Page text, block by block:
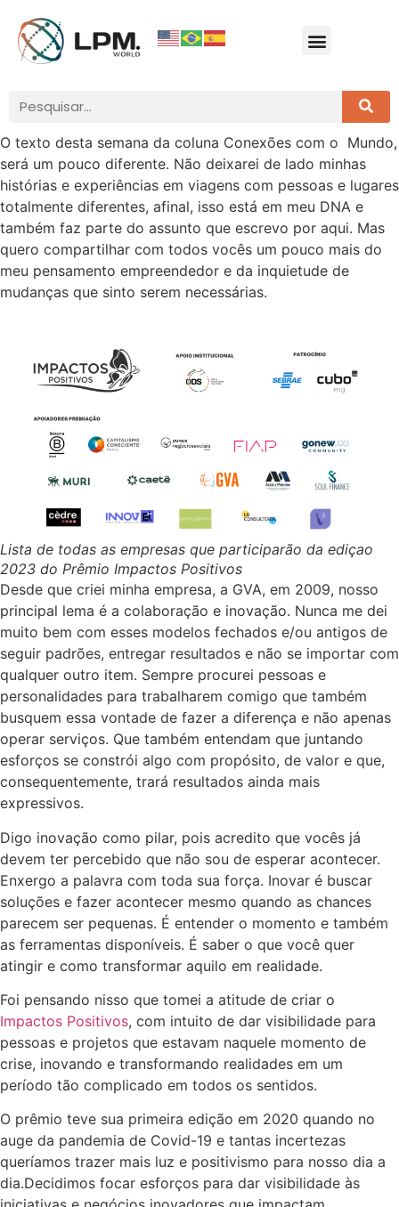
O texto desta semana da coluna Conexões com o Mundo,
será um pouco diferente. Não deixarei de lado minhas
histórias e experiências em viagens com pessoas e lugares
totalmente diferentes, afinal, isso está em meu DNA e
também faz parte do assunto que escrevo por aqui. Mas
quero compartilhar com todos vocês um pouco mais do
meu pensamento empreendedor e da inquietude de
mudanças que sinto serem necessárias.
Lista de todas as empresas que participarão da ediçao
2023 do Prêmio Impactos Positivos
Desde que criei minha empresa, a GVA, em 2009, nosso
principal lema é a colaboração e inovação. Nunca me dei
muito bem com esses modelos fechados e/ou antigos de
seguir padrões, entregar resultados e não se importar com
qualquer outro item. Sempre procurei pessoas e
personalidades para trabalharem comigo que também
busquem essa vontade de fazer a diferença e não apenas
operar serviços. Que também entendam que juntando
esforços se constrói algo com propósito, de valor e que,
consequentemente, trará resultados ainda mais
expressivos.
Digo inovação como pilar, pois acredito que vocês já
devem ter percebido que não sou de esperar acontecer.
Enxergo a palavra com toda sua força. Inovar é buscar
soluções e fazer acontecer mesmo quando as chances
parecem ser pequenas. É entender o momento e também
as ferramentas disponíveis. É saber o que você quer
atingir e como transformar aquilo em realidade.
Foi pensando nisso que tomei a atitude de criar o
Impactos Positivos, com intuito de dar visibilidade para
pessoas e projetos que estavam naquele momento de
crise, inovando e transformando realidades em um
período tão complicado em todos os sentidos.
O prêmio teve sua primeira edição em 2020 quando no
auge da pandemia de Covid-19 e tantas incertezas
queríamos trazer mais luz e positivismo para nosso dia a
dia.Decidimos focar esforços para dar visibilidade às